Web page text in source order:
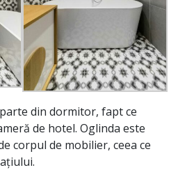
din dormitor, fapt ce
de hotel. Oglinda este
corpul de mobilier, ceea ce